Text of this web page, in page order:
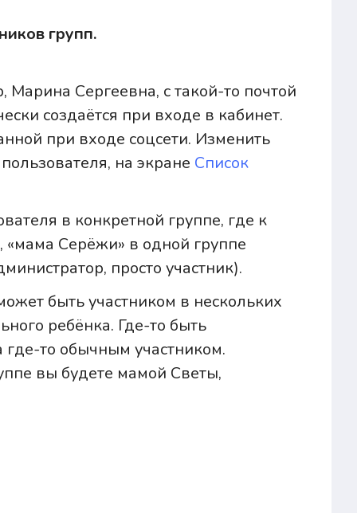
групп.
Сергеевна, с такой-то почтой
создаётся при входе в кабинет.
при входе соцсети. Изменить
на экране Список
в конкретной группе, где к
«мама Серёжи» в одной группе
просто участник).
быть участником в нескольких
ребёнка. Где-то быть
то обычным участником.
вы будете мамой Светы,